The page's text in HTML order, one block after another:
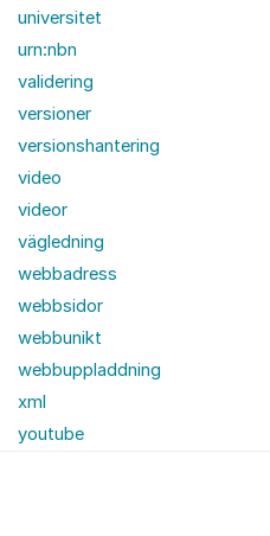
universitet
urn:nbn
validering
versioner
versionshantering
video
videor
vägledning
webbadress
webbsidor
webbunikt
webbuppladdning
xml
youtube